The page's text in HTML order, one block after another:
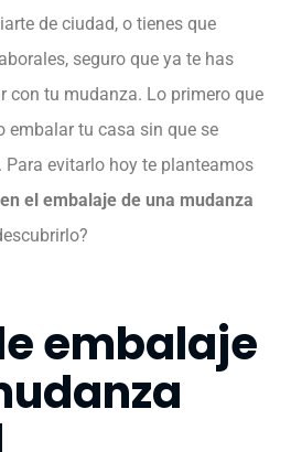
de ciudad, o tienes que
seguro que ya te has
con tu mudanza. Lo primero que
embalar tu casa sin que se
Para evitarlo hoy te planteamos
el embalaje de una mudanza
embalaje